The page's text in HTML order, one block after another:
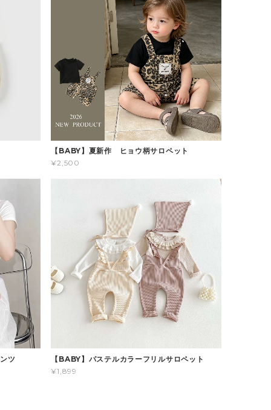
【BABY】夏新作 ヒョウ柄サロペット
¥2,500
ツ
【BABY】パステルカラーフリルサロペット
¥1,899